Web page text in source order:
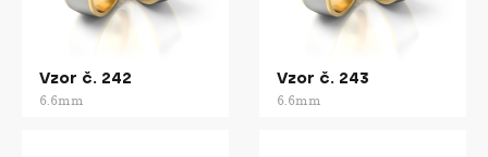
Vzor č. 242
6.6mm
Vzor č. 243
6.6mm